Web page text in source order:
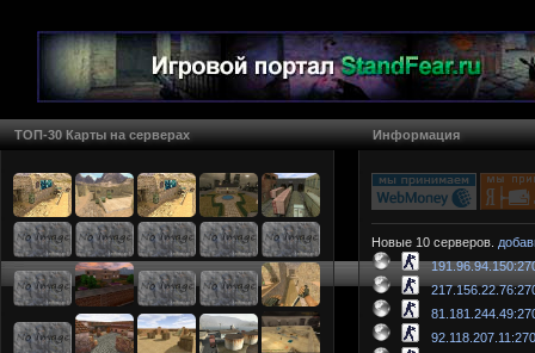
ТОП-30 Карты на серверах Информация
Новые 10 серверов.